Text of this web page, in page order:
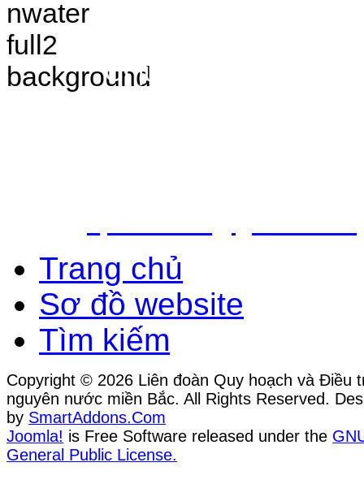
Chịu trách nhiệm nội
Trang chủ
Sơ đồ website
Tìm kiếm
Copyright © 2026 Liên đoàn Quy hoạch và Điều
nguyên nước miền Bắc. All Rights Reserved.
by SmartAddons.Com
Joomla! is Free Software released under the
General Public License.